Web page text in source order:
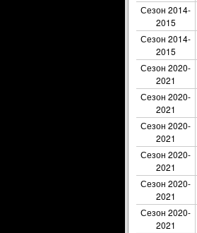
Сезон 2014-
2015
Сезон 2014-
2015
Сезон 2020-
2021
Сезон 2020-
2021
Сезон 2020-
2021
Сезон 2020-
2021
Сезон 2020-
2021
Сезон 2020-
2021